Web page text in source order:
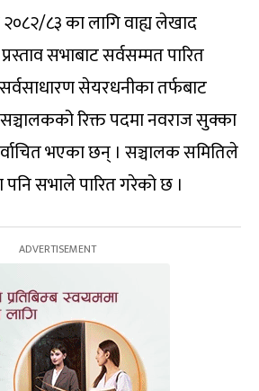
८३ का लागि वाह्य लेखाद
सभाबाट सर्वसम्मत पारित
सेयरधनीका तर्फबाट
सञ्चालकको रिक्त पदमा नवराज सुक्का
भएका छन् । सञ्चालक समितिले
पनि सभाले पारित गरेको छ ।